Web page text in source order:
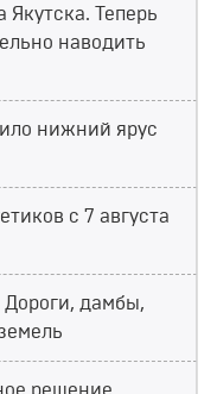
Теперь
наводить
нижний ярус
с 7 августа
Дороги, дамбы,
решение